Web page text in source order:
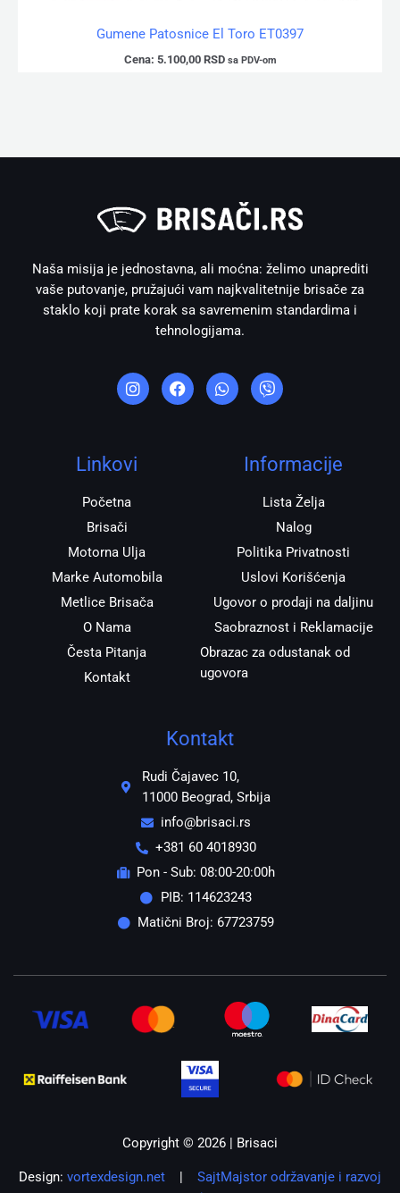
Gumene Patosnice El Toro ET0397
Cena: 5.100,00 RSD sa PDV-om
Naša misija je jednostavna, ali moćna: želimo unaprediti
vaše putovanje, pružajući vam najkvalitetnije brisače za
staklo koji prate korak sa savremenim standardima i
tehnologijama.
n
s
t
r
a
a
c
e
h
a
t
i
b
e
Linkovi
Početna
Brisači
Motorna Ulja
Marke Automobila
Metlice Brisača
O Nama
Česta Pitanja
Kontakt
Informacije
Lista Želja
Nalog
Politika Privatnosti
Uslovi Korišćenja
Ugovor o prodaji na daljinu
Saobraznost i Reklamacije
Obrazac za odustanak od
ugovora
Kontakt
Rudi Čajavec 10,
11000 Beograd, Srbija
info@brisaci.rs
+381 60 4018930
Pon - Sub: 08:00-20:00h
PIB: 114623243
Matični Broj: 67723759
Copyright © 2026 | Brisaci
Design: vortexdesign.net
SajtMajstor održavanje i razvoj